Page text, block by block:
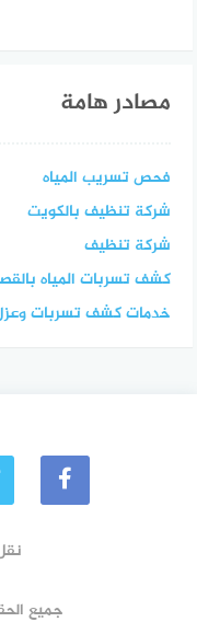
مصادر هامة
فحص تسريب المياه
شركة تنظيف بالكويت
شركة تنظيف
كشف تسربات المياه
خدمات كشف تسربات
جميع